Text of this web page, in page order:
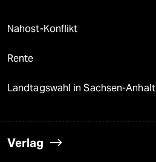
Nahost-Konflikt
Rente
Landtagswahl in Sachsen-Anhalt
Verlag